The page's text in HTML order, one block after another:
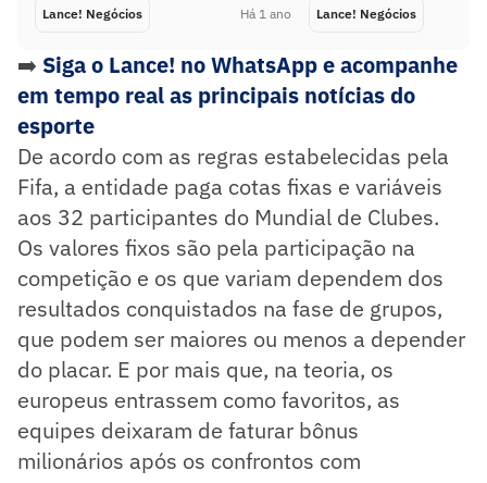
Lance! Negócios Há 1 ano Lance! Negócios
➡️ Siga o Lance! no WhatsApp e acompanhe
em tempo real as principais notícias do
esporte
De acordo com as regras estabelecidas pela
Fifa, a entidade paga cotas fixas e variáveis
aos 32 participantes do Mundial de Clubes.
Os valores fixos são pela participação na
competição e os que variam dependem dos
resultados conquistados na fase de grupos,
que podem ser maiores ou menos a depender
do placar. E por mais que, na teoria, os
europeus entrassem como favoritos, as
equipes deixaram de faturar bônus
milionários após os confrontos com